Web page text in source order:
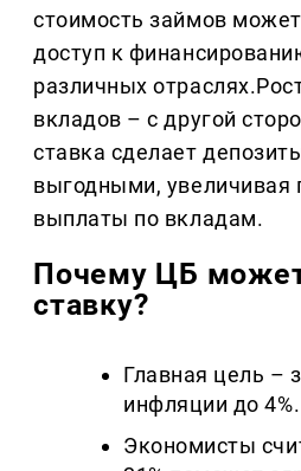
стоимость займов
доступ к
различных
вкладов – с другой
ставка сделает
выгодными, увеличивая
выплаты по вкладам.
Почему ЦБ
ставку?
Главная цель –
инфляции до 4%.
Экономисты